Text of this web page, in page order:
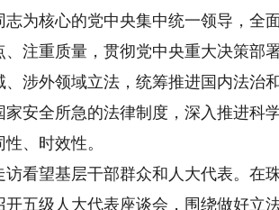
为核心的党中央集中统一领导，全
注重质量，贯彻党中央重大决策部
涉外领域立法，统筹推进国内法治
安全所急的法律制度，深入推进科
、时效性。
望基层干部群众和人大代表。在
五级人大代表座谈会，围绕做好立